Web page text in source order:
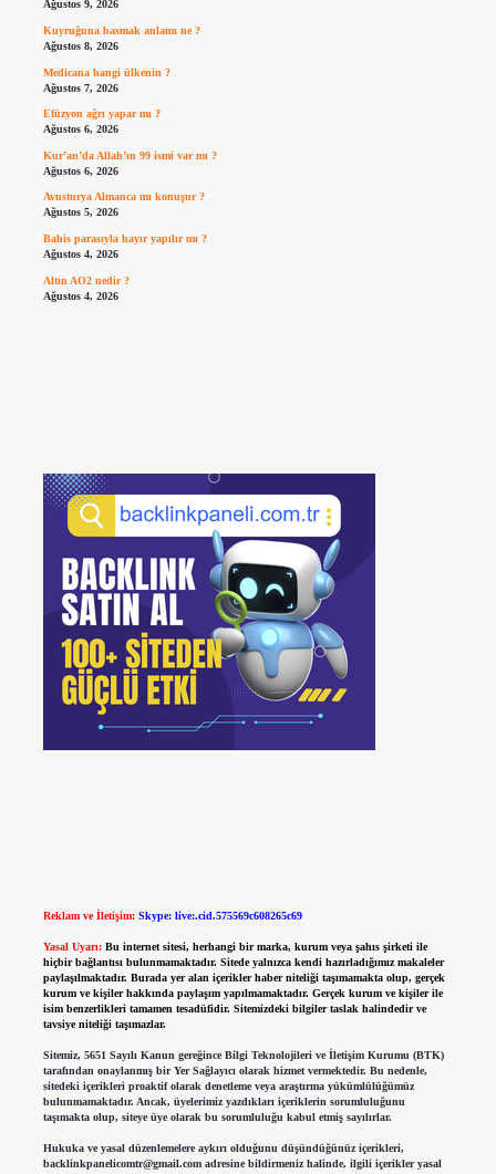
Ağustos 9, 2026
Kuyruğuna basmak anlamı ne ?
Ağustos 8, 2026
Medicana hangi ülkenin ?
Ağustos 7, 2026
Efüzyon ağrı yapar mı ?
Ağustos 6, 2026
Kur’an’da Allah’ın 99 ismi var mı ?
Ağustos 6, 2026
Avusturya Almanca mı konuşur ?
Ağustos 5, 2026
Bahis parasıyla hayır yapılır mı ?
Ağustos 4, 2026
Altın AO2 nedir ?
Ağustos 4, 2026
Reklam ve İletişim: Skype: live:.cid.575569c608265c69
Yasal Uyarı: Bu internet sitesi, herhangi bir marka, kurum veya şahıs şirketi ile
hiçbir bağlantısı bulunmamaktadır. Sitede yalnızca kendi hazırladığımız makaleler
paylaşılmaktadır. Burada yer alan içerikler haber niteliği taşımamakta olup, gerçek
kurum ve kişiler hakkında paylaşım yapılmamaktadır. Gerçek kurum ve kişiler ile
isim benzerlikleri tamamen tesadüfidir. Sitemizdeki bilgiler taslak halindedir ve
tavsiye niteliği taşımazlar.
Sitemiz, 5651 Sayılı Kanun gereğince Bilgi Teknolojileri ve İletişim Kurumu (BTK)
tarafından onaylanmış bir Yer Sağlayıcı olarak hizmet vermektedir. Bu nedenle,
sitedeki içerikleri proaktif olarak denetleme veya araştırma yükümlülüğümüz
bulunmamaktadır. Ancak, üyelerimiz yazdıkları içeriklerin sorumluluğunu
taşımakta olup, siteye üye olarak bu sorumluluğu kabul etmiş sayılırlar.
Hukuka ve yasal düzenlemelere aykırı olduğunu düşündüğünüz içerikleri,
backlinkpanelicomtr@gmail.comadresine bildirmeniz halinde, ilgili içerikler yasal